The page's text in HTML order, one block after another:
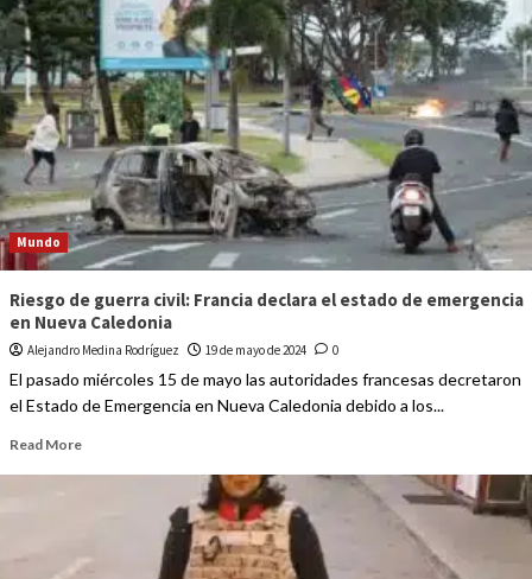
Mundo
Riesgo de guerra civil: Francia declara el estado de emergencia
en Nueva Caledonia
Alejandro Medina Rodríguez 19 de mayo de 2024 0
El pasado miércoles 15 de mayo las autoridades francesas decretaron
el Estado de Emergencia en Nueva Caledonia debido a los...
Read More